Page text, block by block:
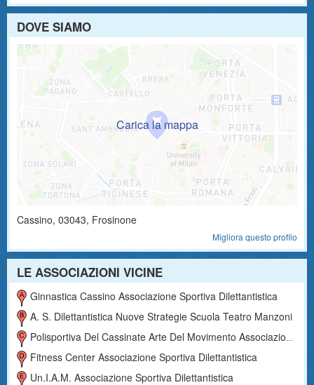
DOVE SIAMO
Cassino, 03043, Frosinone
Migliora questo profilo
LE ASSOCIAZIONI VICINE
Ginnastica Cassino Associazione Sportiva Dilettantistica
A. S. Dilettantistica Nuove Strategie Scuola Teatro Manzoni
Polisportiva Del Cassinate Arte Del Movimento Associazione Sportiva Dilettantistica
Fitness Center Associazione Sportiva Dilettantistica
Un.i.a.m. Associazione Sportiva Dilettantistica